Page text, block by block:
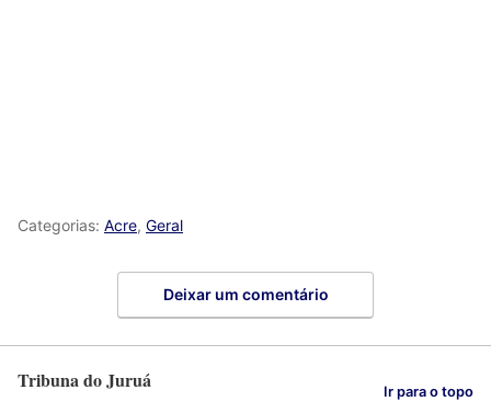
Categorias: Acre, Geral
Deixar um comentário
Tribuna do Juruá Ir para o topo